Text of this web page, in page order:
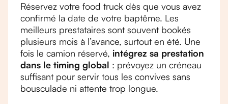
Réservez votre food truck dès que vous avez
confirmé la date de votre baptême. Les
meilleurs prestataires sont souvent bookés
plusieurs mois à l’avance, surtout en été. Une
fois le camion réservé, intégrez sa prestation
dans le timing global : prévoyez un créneau
suffisant pour servir tous les convives sans
bousculade ni attente trop longue.